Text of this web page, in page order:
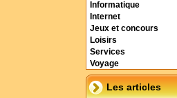
Informatique
Internet
Jeux et concours
Loisirs
Services
Voyage
Les articles